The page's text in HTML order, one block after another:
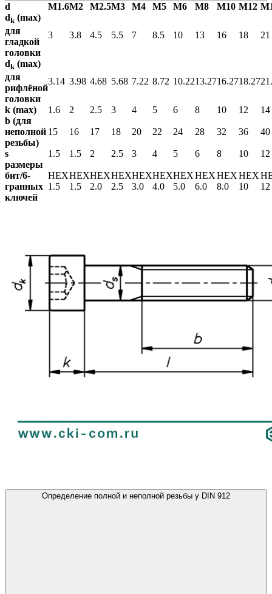
d М1.6М2 М2.5М3 М4 М5 М6 М8 М10 М12
dk (max)
для
гладкой
головки
3 3.8 4.5 5.5 7 8.5 10 13 16 18 21
dk (max)
для
рифлёной
головки
3.14 3.98 4.68 5.68 7.22 8.72 10.2213.2716.2718.27
k (max) 1.6 2 2.5 3 4 5 6 8 10 12
14
b (для
неполной
резьбы)
15 16 17 18 20 22 24 28 32 36 40
s 1.5 1.5 2 2.5 3 4 5 6 8 10
12
размеры
бит/6-
гранных
ключей
HEX
1.5
HEX
1.5
HEX
2.0
HEX
2.5
HEX
3.0
HEX
4.0
HEX
5.0
HEX
6.0
HEX
8.0
HEX
10
12
Определение полной и неполной резьбы у DIN 912